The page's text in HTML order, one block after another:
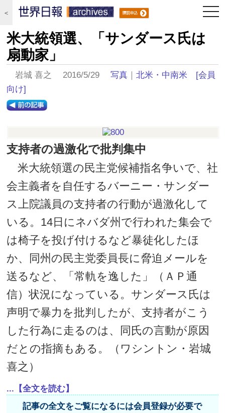
＜
米大統領選、「サンダース氏は
扇動家」
岩城 喜之 2016/5/29写真 ｜北米・中南米
[会員
向け]
支持者の過激化で批判集中
米大統領選の民主党候補指名争いで、社
会主義者を自任するバーニー・サンダー
ス上院議員の支持者の行動が過激化して
いる。14日にネバダ州で行われた集会で
は椅子を投げ付けるなど暴徒化したほ
か、同州の民主党委員長に脅迫メールを
送るなど、「常軌を逸した」（ＡＰ通
信）状況になっている。サンダース氏は
声明で暴力を批判したが、支持者がこう
した行為に走るのは、同氏の言動が原因
だとの指摘もある。（ワシントン・岩城
喜之）
...【全文を読む】
記事の全文をご覧になるには会員登録が必要で